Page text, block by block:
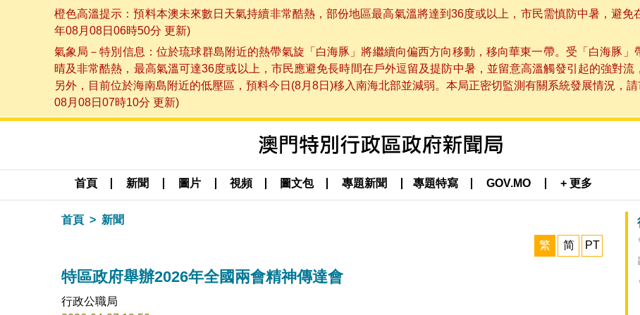
橙色高溫提示：預料本澳未來數日天氣持續非常酷熱，部份地區最高氣溫將達到36度或以上，市民需慎防中暑，避
年08月08日06時50分 更新)
氣象局－特別信息：位於琉球群島附近的熱帶氣旋「白海豚」將繼續向偏西方向移動，移向華東一帶。受「白海豚
晴及非常酷熱，最高氣溫可達36度或以上，市民應避免長時間在戶外逗留及提防中暑，並留意高溫觸發引起的強對流
另外，目前位於海南島附近的低壓區，預料今日(8月8日)移入南海北部並減弱。本局正密切監測有關系統發展情況，
08月08日07時10分 更新)
首頁 新聞 圖片 視頻 圖文包 專題新聞 專題特寫 GOV.MO + 更多
首頁 新聞
繁 简 PT
特區政府舉辦2026年全國兩會精神傳達會
行政公職局